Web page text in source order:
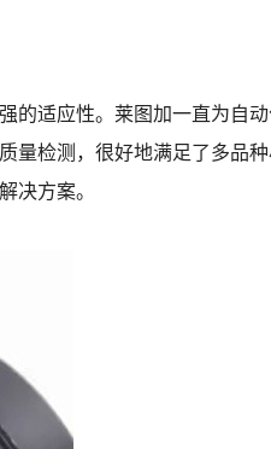
的适应性。莱图加一直为自
量检测，很好地满足了多品
决方案。